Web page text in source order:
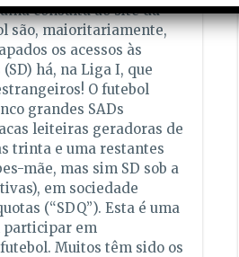
consulta ao site da
são, maioritariamente,
os acessos às
há, na Liga I, que
O futebol
grandes SADs
leiteiras geradoras de
trinta e uma restantes
mãe, mas sim SD sob a
em sociedade
(“SDQ”). Esta é uma
participar em
Muitos têm sido os